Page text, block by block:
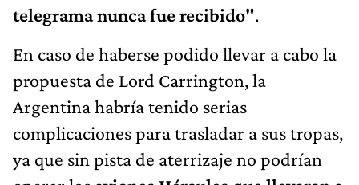
telegrama nunca fue recibido".
En caso de haberse podido llevar a cabo la
propuesta de Lord Carrington, la
Argentina habría tenido serias
complicaciones para trasladar a sus tropas,
ya que sin pista de aterrizaje no podrían